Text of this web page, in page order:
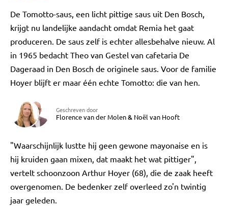
De Tomotto-saus, een licht pittige saus uit Den Bosch,
krijgt nu landelijke aandacht omdat Remia het gaat
produceren. De saus zelf is echter allesbehalve nieuw. Al
in 1965 bedacht Theo van Gestel van cafetaria De
Dageraad in Den Bosch de originele saus. Voor de familie
Hoyer blijft er maar één echte Tomotto: die van hen.
Geschreven door
Florence van der Molen& Noël van Hooft
"Waarschijnlijk lustte hij geen gewone mayonaise en is
hij kruiden gaan mixen, dat maakt het wat pittiger",
vertelt schoonzoon Arthur Hoyer (68), die de zaak heeft
overgenomen. De bedenker zelf overleed zo'n twintig
jaar geleden.